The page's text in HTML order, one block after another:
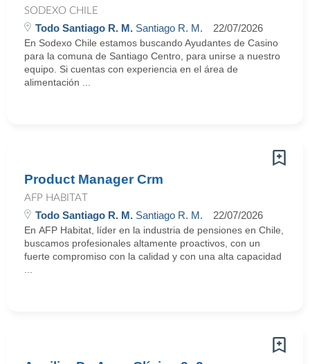
SODEXO CHILE
Todo Santiago R. M. Santiago R. M. 22/07/2026
En Sodexo Chile estamos buscando Ayudantes de Casino
para la comuna de Santiago Centro, para unirse a nuestro
equipo. Si cuentas con experiencia en el área de
alimentación ...
Product Manager Crm
AFP HABITAT
Todo Santiago R. M. Santiago R. M. 22/07/2026
En AFP Habitat, líder en la industria de pensiones en Chile,
buscamos profesionales altamente proactivos, con un
fuerte compromiso con la calidad y con una alta capacidad